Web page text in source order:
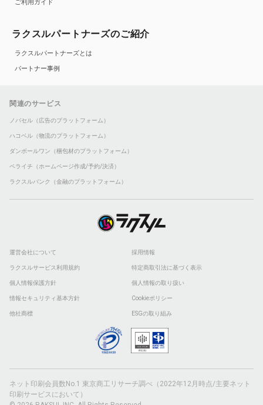
ご利用ガイド
ラクスルパートナーズのご紹介
ラクスルパートナーズとは
パートナー事例
関連のサービス
ノバセル（広告のプラットフォーム）
ハコベル（物流のプラットフォーム）
ダンボールワン（梱包材のプラットフォーム）
ペライチ（ホームページ作成/予約/決済）
ラクスルバンク（金融のプラットフォーム）
運営会社について 採用情報
ラクスルサービス利用規約 特定商取引法に基づく表示
個人情報保護方針 個人情報の取り扱い
情報セキュリティ基本方針 Cookieポリシー
他社商標 ESGの取り組み
ネット印刷会員数No.1 東京商工リサーチ調べ（2022年12月時点/主要ネット
印刷サービスにおいて）